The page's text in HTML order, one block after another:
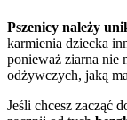
Pszenicy należy
karmienia dziecka
ponieważ ziarna nie
odżywczych, jaką
Jeśli chcesz zacząć